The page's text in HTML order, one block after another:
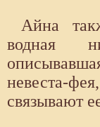
Айна
водная
невеста-
связывают